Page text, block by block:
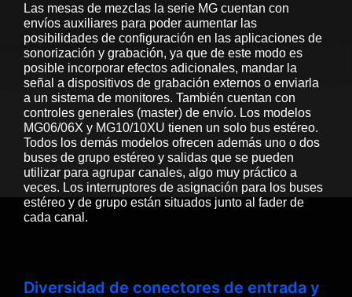
Las mesas de mezclas la serie MG cuentan con
envíos auxiliares para poder aumentar las
posibilidades de configuración en las aplicaciones de
sonorización y grabación, ya que de este modo es
posible incorporar efectos adicionales, mandar la
señal a dispositivos de grabación externos o enviarla
a un sistema de monitores. También cuentan con
controles generales (master) de envío. Los modelos
MG06/06X y MG10/10XU tienen un solo bus estéreo.
Todos los demás modelos ofrecen además uno o dos
buses de grupo estéreo y salidas que se pueden
utilizar para agrupar canales, algo muy práctico a
veces. Los interruptores de asignación para los buses
estéreo y de grupo están situados junto al fader de
cada canal.
Diversidad de conectores de entrada y